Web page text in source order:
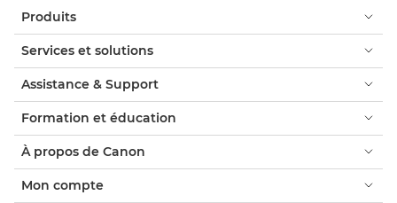
Produits
Services et solutions
Assistance & Support
Formation et éducation
À propos de Canon
Mon compte